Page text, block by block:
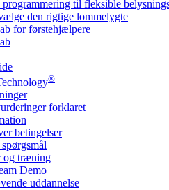
programmering til fleksible
den rigtige lommelygte
for førstehjælpere
®
forklaret
betingelser
og træning
Demo
uddannelse